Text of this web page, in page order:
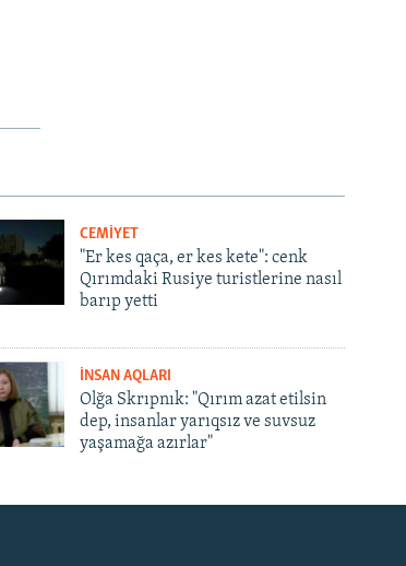
CEMİYET
"Er kes qaça, er kes kete": cenk
Qırımdaki Rusiye turistlerine nasıl
barıp yetti
İNSAN AQLARI
Olğa Skrıpnık: "Qırım azat etilsin
dep, insanlar yarıqsız ve suvsuz
yaşamağa azırlar"